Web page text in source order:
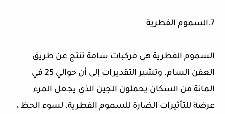
7.السموم الفطرية
السموم الفطرية هي مركبات سامة تنتج عن طريق
العفن السام. وتشير التقديرات إلى أن حوالي 25 في
المائة من السكان يحملون الجين الذي يجعل المرء
عرضة للتأثيرات الضارة للسموم الفطرية. لسوء الحظ ،